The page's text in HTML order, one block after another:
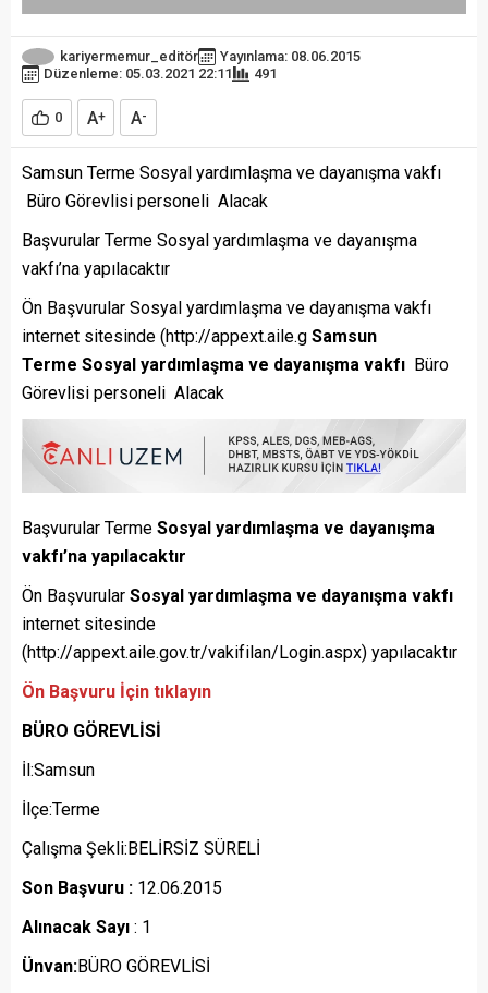
kariyermemur_editör
Yayınlama: 08.06.2015
Düzenleme: 05.03.2021 22:11
491
0 A+ A-
Samsun Terme Sosyal yardımlaşma ve dayanışma vakfı
Büro Görevlisi personeli Alacak
Başvurular Terme Sosyal yardımlaşma ve dayanışma
vakfı’na yapılacaktır
Ön Başvurular Sosyal yardımlaşma ve dayanışma vakfı
internet sitesinde (http://appext.aile.g Samsun
Terme Sosyal yardımlaşma ve dayanışma vakfı Büro
Görevlisi personeli Alacak
Başvurular Terme Sosyal yardımlaşma ve dayanışma
vakfı’na yapılacaktır
Ön Başvurular Sosyal yardımlaşma ve dayanışma vakfı
internet sitesinde
(http://appext.aile.gov.tr/vakifilan/Login.aspx) yapılacaktır
Ön Başvuru İçin tıklayın
BÜRO GÖREVLİSİ
İl:Samsun
İlçe:Terme
Çalışma Şekli:BELİRSİZ SÜRELİ
Son Başvuru : 12.06.2015
Alınacak Sayı : 1
Ünvan:BÜRO GÖREVLİSİ